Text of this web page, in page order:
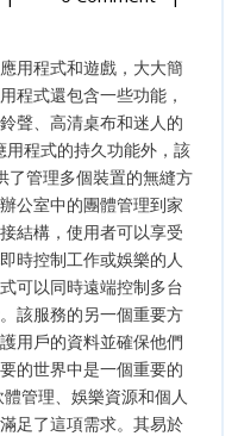
手
多
设
备
管
理
功
能
程式還包含一些功能，
聲、高清桌布和迷人的
程式的持久功能外，該
了管理多個裝置的無縫方
公室中的團體管理到家
結構，使用者可以享受
時控制工作或娛樂的人
可以同時遠端控制多台
該服務的另一個重要方
用戶的資料並確保他們
的世界中是一個重要的
管理、娛樂資源和個人
足了這項需求。其易於